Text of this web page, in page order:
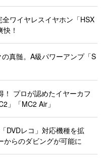
ワイヤレスイヤホン「HSX
！
真髄。A級パワーアンプ「S
！ プロが認めたイヤーカフ
」「MC2 Air」
DVDレコ」対応機種を拡
からのダビングが可能に